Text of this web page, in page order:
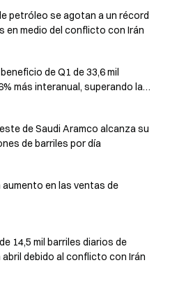
petróleo se agotan a un récord
en medio del conflicto con Irán
de Q1 de 33,6 mil
más interanual, superando las
de Saudi Aramco alcanza su
de barriles por día
en las ventas de
14,5 mil barriles diarios de
debido al conflicto con Irán